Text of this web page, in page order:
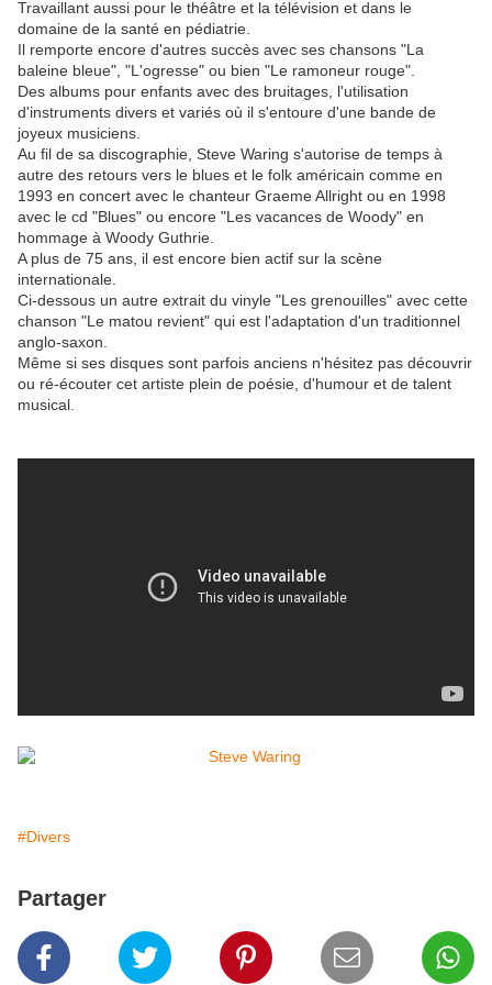
Travaillant aussi pour le théâtre et la télévision et dans le
domaine de la santé en pédiatrie.
Il remporte encore d'autres succès avec ses chansons "La
baleine bleue", "L'ogresse" ou bien "Le ramoneur rouge".
Des albums pour enfants avec des bruitages, l'utilisation
d'instruments divers et variés où il s'entoure d'une bande de
joyeux musiciens.
Au fil de sa discographie, Steve Waring s'autorise de temps à
autre des retours vers le blues et le folk américain comme en
1993 en concert avec le chanteur Graeme Allright ou en 1998
avec le cd "Blues" ou encore "Les vacances de Woody" en
hommage à Woody Guthrie.
A plus de 75 ans, il est encore bien actif sur la scène
internationale.
Ci-dessous un autre extrait du vinyle "Les grenouilles" avec cette
chanson "Le matou revient" qui est l'adaptation d'un traditionnel
anglo-saxon.
Même si ses disques sont parfois anciens n'hésitez pas découvrir
ou ré-écouter cet artiste plein de poésie, d'humour et de talent
musical.
#Divers
Partager